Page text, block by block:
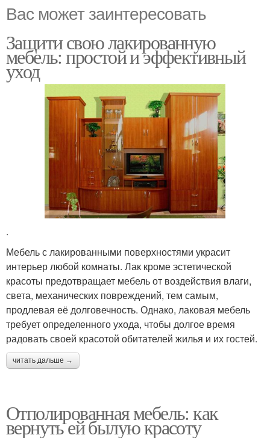
Вас может заинтересовать
Защити свою лакированную
мебель: простой и эффективный
уход
.
Мебель с лакированными поверхностями украсит
интерьер любой комнаты. Лак кроме эстетической
красоты предотвращает мебель от воздействия влаги,
света, механических повреждений, тем самым,
продлевая её долговечность. Однако, лаковая мебель
требует определенного ухода, чтобы долгое время
радовать своей красотой обитателей жилья и их гостей.
читать дальше →
Отполированная мебель: как
вернуть ей былую красоту